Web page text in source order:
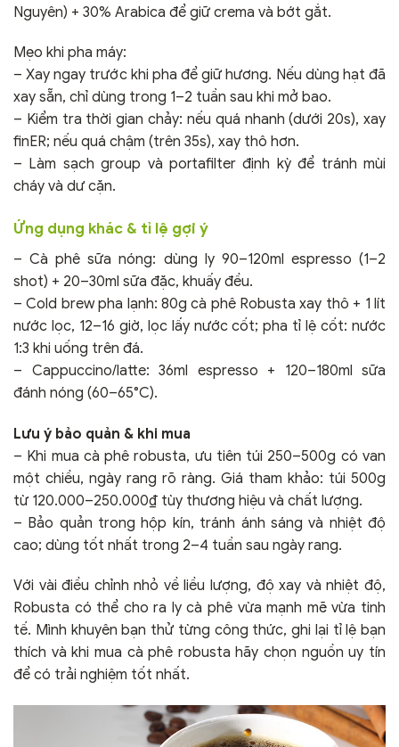
Nguyên) + 30% Arabica để giữ crema và bớt gắt.
Mẹo khi pha máy:
– Xay ngay trước khi pha để giữ hương. Nếu dùng hạt đã
xay sẵn, chỉ dùng trong 1–2 tuần sau khi mở bao.
– Kiểm tra thời gian chảy: nếu quá nhanh (dưới 20s), xay
finER; nếu quá chậm (trên 35s), xay thô hơn.
– Làm sạch group và portafilter định kỳ để tránh mùi
cháy và dư cặn.
Ứng dụng khác & tỉ lệ gợi ý
– Cà phê sữa nóng: dùng ly 90–120ml espresso (1–2
shot) + 20–30ml sữa đặc, khuấy đều.
– Cold brew pha lạnh: 80g cà phê Robusta xay thô + 1 lít
nước lọc, 12–16 giờ, lọc lấy nước cốt; pha tỉ lệ cốt: nước
1:3 khi uống trên đá.
– Cappuccino/latte: 36ml espresso + 120–180ml sữa
đánh nóng (60–65°C).
Lưu ý bảo quản & khi mua
– Khi mua cà phê robusta, ưu tiên túi 250–500g có van
một chiều, ngày rang rõ ràng. Giá tham khảo: túi 500g
từ 120.000–250.000₫ tùy thương hiệu và chất lượng.
– Bảo quản trong hộp kín, tránh ánh sáng và nhiệt độ
cao; dùng tốt nhất trong 2–4 tuần sau ngày rang.
Với vài điều chỉnh nhỏ về liều lượng, độ xay và nhiệt độ,
Robusta có thể cho ra ly cà phê vừa mạnh mẽ vừa tinh
tế. Mình khuyên bạn thử từng công thức, ghi lại tỉ lệ bạn
thích và khi mua cà phê robusta hãy chọn nguồn uy tín
để có trải nghiệm tốt nhất.